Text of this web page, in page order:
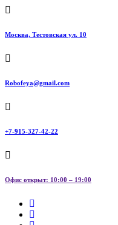
Перейти
содержанию
Москва, Тестовская ул. 10
Robofeya@gmail.com
+7-915-327-42-22
Офис открыт: 10:00 – 19:00